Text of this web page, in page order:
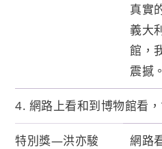
真實
義大
館，
震撼。
4. 網路上看和到博物館看
特別獎—洪亦駿
網路